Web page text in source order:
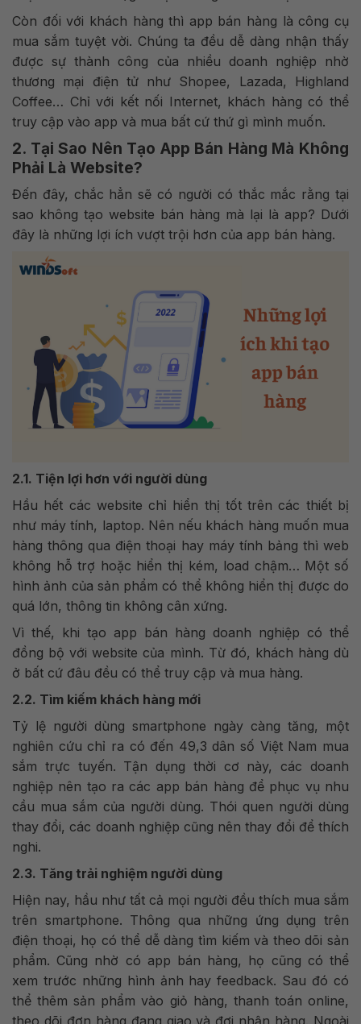
Còn đối với khách hàng thì app bán hàng là công cụ
mua sắm tuyệt vời. Chúng ta đều dễ dàng nhận thấy
được sự thành công của nhiều doanh nghiệp nhờ
thương mại điện tử như Shopee, Lazada, Highland
Coffee… Chỉ với kết nối Internet, khách hàng có thể
truy cập vào app và mua bất cứ thứ gì mình muốn.
2. Tại Sao Nên Tạo App Bán Hàng Mà Không
Phải Là Website?
Đến đây, chắc hẳn sẽ có người có thắc mắc rằng tại
sao không tạo website bán hàng mà lại là app? Dưới
đây là những lợi ích vượt trội hơn của app bán hàng.
2.1. Tiện lợi hơn với người dùng
Hầu hết các website chỉ hiển thị tốt trên các thiết bị
như máy tính, laptop. Nên nếu khách hàng muốn mua
hàng thông qua điện thoại hay máy tính bảng thì web
không hỗ trợ hoặc hiển thị kém, load chậm… Một số
hình ảnh của sản phẩm có thể không hiển thị được do
quá lớn, thông tin không cân xứng.
Vì thế, khi tạo app bán hàng doanh nghiệp có thể
đồng bộ với website của mình. Từ đó, khách hàng dù
ở bất cứ đâu đều có thể truy cập và mua hàng.
2.2. Tìm kiếm khách hàng mới
Tỷ lệ người dùng smartphone ngày càng tăng, một
nghiên cứu chỉ ra có đến 49,3 dân số Việt Nam mua
sắm trực tuyến. Tận dụng thời cơ này, các doanh
nghiệp nên tạo ra các app bán hàng để phục vụ nhu
cầu mua sắm của người dùng. Thói quen người dùng
thay đổi, các doanh nghiệp cũng nên thay đổi để thích
nghi.
2.3. Tăng trải nghiệm người dùng
Hiện nay, hầu như tất cả mọi người đều thích mua sắm
trên smartphone. Thông qua những ứng dụng trên
điện thoại, họ có thể dễ dàng tìm kiếm và theo dõi sản
phẩm. Cũng nhờ có app bán hàng, họ cũng có thể
xem trước những hình ảnh hay feedback. Sau đó có
thể thêm sản phẩm vào giỏ hàng, thanh toán online,
theo dõi đơn hàng đang giao và đợi nhận hàng. Ngoài